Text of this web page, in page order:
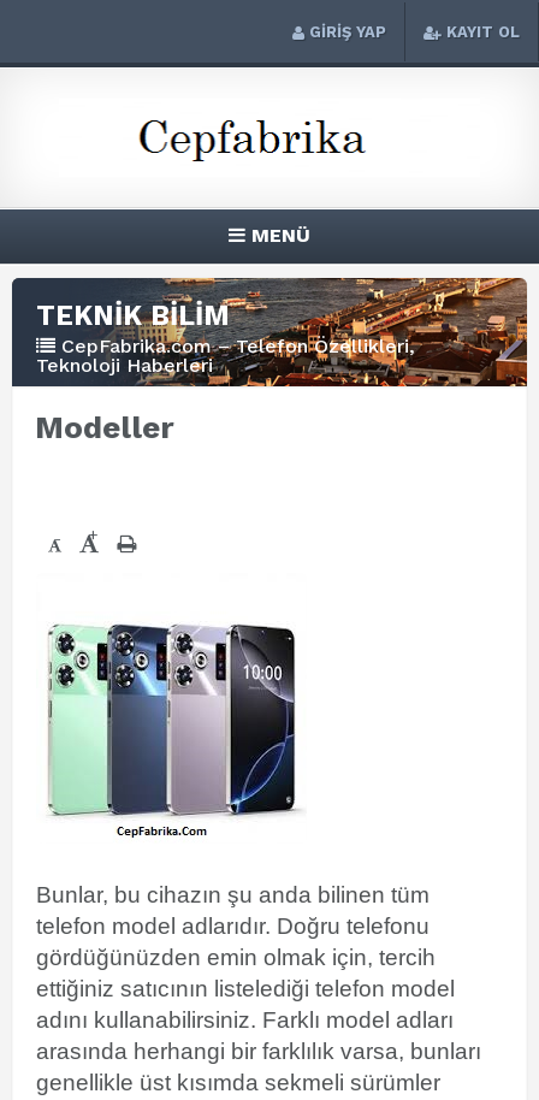
GİRİŞ YAP KAYIT OL
MENÜ
TEKNİK BİLİM
CepFabrika.com – Telefon Özellikleri,
Teknoloji Haberleri
Modeller
- +
Bunlar, bu cihazın şu anda bilinen tüm
telefon model adlarıdır. Doğru telefonu
gördüğünüzden emin olmak için, tercih
ettiğiniz satıcının listelediği telefon model
adını kullanabilirsiniz. Farklı model adları
arasında herhangi bir farklılık varsa, bunları
genellikle üst kısımda sekmeli sürümler